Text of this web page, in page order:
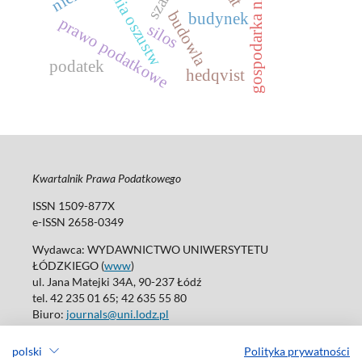
polski Polityka prywatności
budynek
budowla
prawo podatkowe
silos
podatek hedqvist
Kwartalnik Prawa Podatkowego
ISSN 1509-877X
e-ISSN 2658-0349
Wydawca: WYDAWNICTWO UNIWERSYTETU
ŁÓDZKIEGO (www)
ul. Jana Matejki 34A, 90-237 Łódź
tel. 42 235 01 65; 42 635 55 80
Biuro: journals@uni.lodz.pl